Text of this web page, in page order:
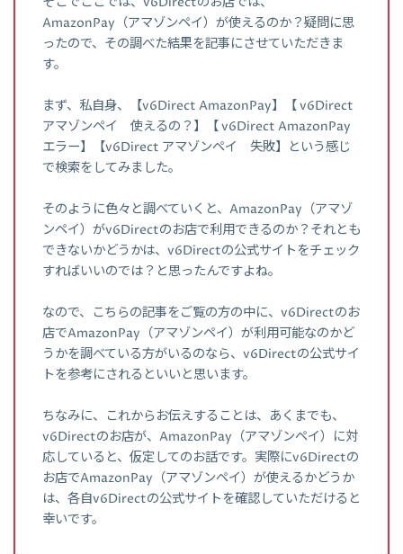
AmazonPay（アマゾンペイ）が使えるのか？疑問に思
ったので、その調べた結果を記事にさせていただきま
す。
まず、私自身、【v6Direct AmazonPay】【 v6Direct
アマゾンペイ 使えるの？】【 v6Direct AmazonPay
エラー】【v6Direct アマゾンペイ 失敗】という感じ
で検索をしてみました。
そのように色々と調べていくと、AmazonPay（アマゾ
ンペイ）がv6Directのお店で利用できるのか？それとも
できないかどうかは、v6Directの公式サイトをチェック
すればいいのでは？と思ったんですよね。
なので、こちらの記事をご覧の方の中に、v6Directのお
店でAmazonPay（アマゾンペイ）が利用可能なのかど
うかを調べている方がいるのなら、v6Directの公式サイ
トを参考にされるといいと思います。
ちなみに、これからお伝えすることは、あくまでも、
v6Directのお店が、AmazonPay（アマゾンペイ）に対
応していると、仮定してのお話です。実際にv6Directの
お店でAmazonPay（アマゾンペイ）が使えるかどうか
は、各自v6Directの公式サイトを確認していただけると
幸いです。